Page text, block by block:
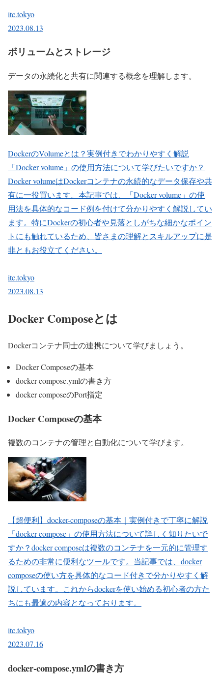
itc.tokyo
2023.08.13
ボリュームとストレージ
データの永続化と共有に関連する概念を理解します。
DockerのVolumeとは？実例付きでわかりやすく解説
「Docker volume」の使用方法について学びたいですか？
Docker volumeはDockerコンテナの永続的なデータ保存や共
有に一役買います。本記事では、「Docker volume」の使
用法を具体的なコード例を付けて分かりやすく解説してい
ます。特にDockerの初心者や見落としがちな細かなポイン
トにも触れているため、皆さまの理解とスキルアップに是
非ともお役立てください。
itc.tokyo
2023.08.13
Docker Composeとは
Dockerコンテナ同士の連携について学びましょう。
Docker Composeの基本
docker-compose.ymlの書き方
docker composeのPort指定
Docker Composeの基本
複数のコンテナの管理と自動化について学びます。
【超便利】docker-composeの基本｜実例付きで丁寧に解説
「docker compose」の使用方法について詳しく知りたいで
すか？docker composeは複数のコンテナを一元的に管理す
るための非常に便利なツールです。当記事では、docker
composeの使い方を具体的なコード付きで分かりやすく解
説しています。これからdockerを使い始める初心者の方た
ちにも最適の内容となっております。
itc.tokyo
2023.07.16
docker-compose.ymlの書き方